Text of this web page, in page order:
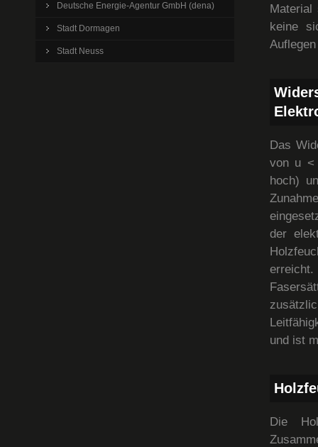
Material
keine
Das
von u <
hoch)
der
und ist
Die
Deutsche Energie-Agentur GmbH (dena)
Stadt Dormagen
Stadt Neuss